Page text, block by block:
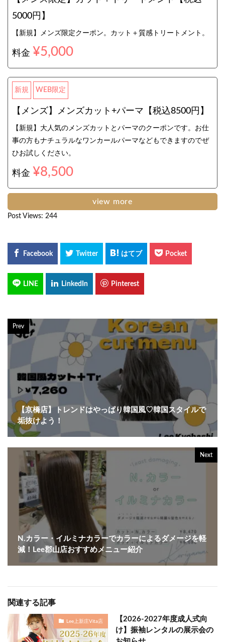
5000円】
【新規】メンズ限定クーポン。カット＋質感トリートメント。
料金 ¥5,000
新規 WEB限定
【メンズ】メンズカット+パーマ【税込8500円】
【新規】大人気のメンズカットとパーマのクーポンです。お仕
事の方もナチュラルなワンカールパーマなどもできますのでぜ
ひお試しください。
料金 ¥8,500
view more
Post Views: 244
Prev
【京橋店】トレンドはやっぱり韓国風♡韓国スタイルで
垢抜けよう！
Next
N.カラー・イルミナカラーでカラーによるダメージを軽
減！Lee郡山店おすすめメニュー紹介
関連する記事
Lee上新庄Vita店
【2026-2027年度成人式向
け】振袖レンタルの展示会の